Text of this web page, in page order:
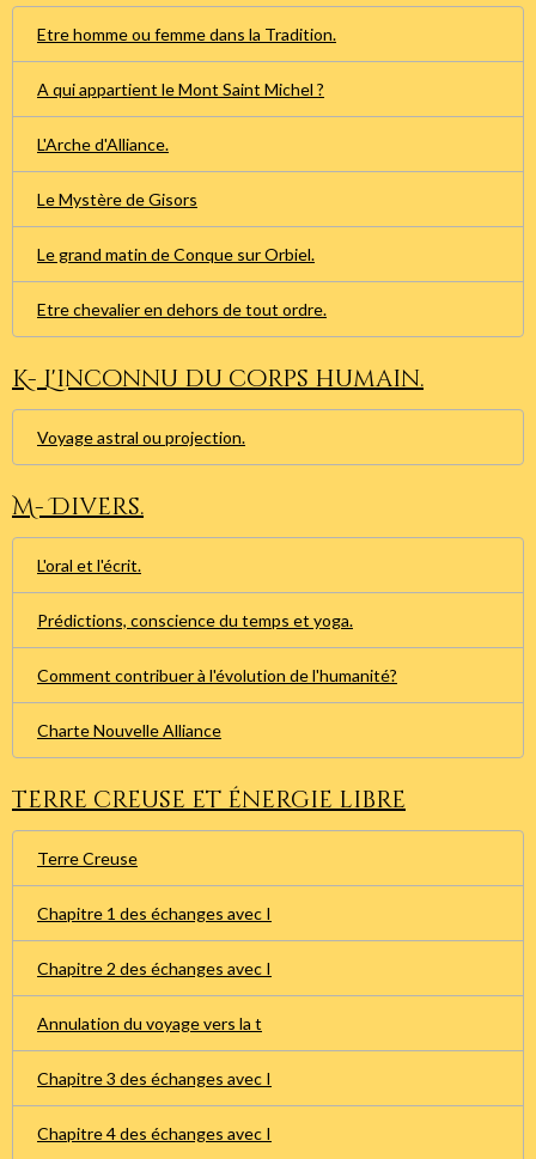
Etre homme ou femme dans la Tradition.
A qui appartient le Mont Saint Michel ?
L'Arche d'Alliance.
Le Mystère de Gisors
Le grand matin de Conque sur Orbiel.
Etre chevalier en dehors de tout ordre.
K- L'inconnu du corps humain.
Voyage astral ou projection.
M- Divers.
L'oral et l'écrit.
Prédictions, conscience du temps et yoga.
Comment contribuer à l'évolution de l'humanité?
Charte Nouvelle Alliance
Terre creuse et énergie libre
Terre Creuse
Chapitre 1 des échanges avec I
Chapitre 2 des échanges avec I
Annulation du voyage vers la t
Chapitre 3 des échanges avec I
Chapitre 4 des échanges avec I